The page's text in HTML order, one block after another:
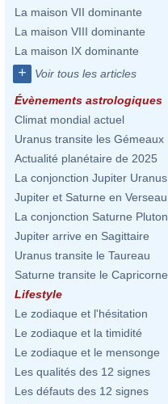
La maison VII dominante
La maison VIII dominante
La maison IX dominante
+ Voir tous les articles
Évènements astrologiques
Climat mondial actuel
Uranus transite les Gémeaux
Actualité planétaire de 2025
La conjonction Jupiter Uranus
Jupiter et Saturne en Verseau
La conjonction Saturne Pluton
Jupiter arrive en Sagittaire
Uranus transite le Taureau
Saturne transite le Capricorne
Lifestyle
Le zodiaque et l'hésitation
Le zodiaque et la timidité
Le zodiaque et le mensonge
Les qualités des 12 signes
Les défauts des 12 signes